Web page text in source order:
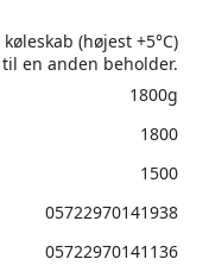
(højest +5°C)
en anden beholder.
1800g
1800
1500
05722970141938
05722970141136